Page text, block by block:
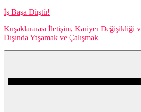
Skip
content
İş Başa Düştü!
Kuşaklararası İletişim, Kariyer Değişikliği
Dışında Yaşamak ve Çalışmak